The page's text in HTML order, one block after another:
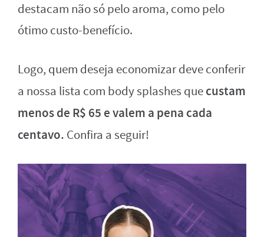
destacam não só pelo aroma, como pelo
ótimo custo-benefício.
Logo, quem deseja economizar deve conferir
a nossa lista com body splashes quecustam
menos de R$ 65 e valem a pena cada
centavo. Confira a seguir!